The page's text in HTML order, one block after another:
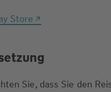
Store
Sie, dass Sie den